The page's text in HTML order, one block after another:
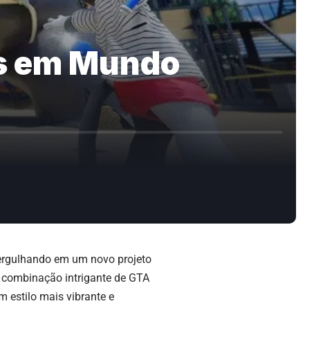
em Mundo
em um novo projeto
intrigante de GTA
estilo mais vibrante e